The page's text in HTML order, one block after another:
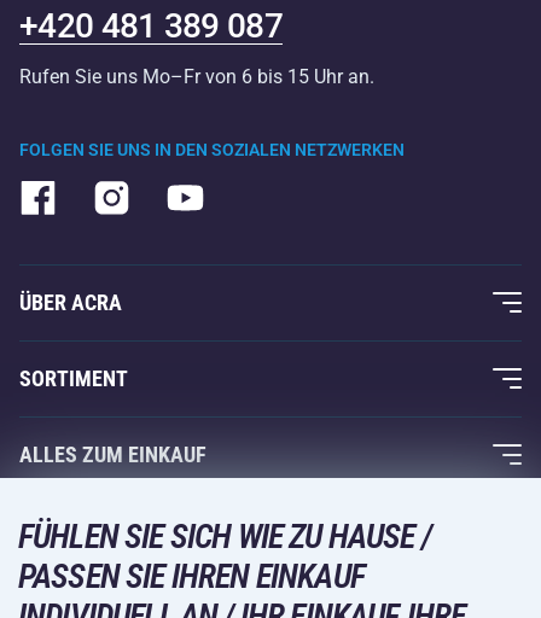
FOLGEN SIE UNS IN DEN SOZIALEN NETZWERKEN
+420 481 389 087
Rufen Sie uns Mo–Fr von 6 bis 15 Uhr an.
ÜBER ACRA
Über uns
Acra-Garantie
Kontakte
Einkaufsratgeber
SORTIMENT
Fitness und Krafttraining
Wintersport
Freizeit und Unterhaltung
ALLES ZUM EINKAUF
Acra-Garantie
Rückgabe und Reklamationen
Versand und Zahlung
VERSANDARTEN
FÜHLEN SIE SICH WIE ZU HAUSE /
PASSEN SIE IHREN EINKAUF